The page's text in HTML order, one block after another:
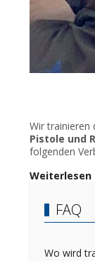
Wir trainieren
Pistole und
folgenden
Weiterlesen
FAQ
Wo wird